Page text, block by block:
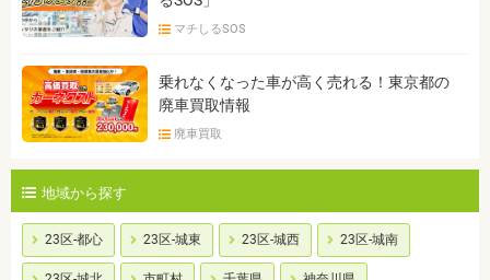
マチしるSOS
乗れなくなった車が高く売れる！東京都の
廃車買取情報
廃車買取
地域から探す
23区-都心 23区-城東 23区-城西 23区-城南